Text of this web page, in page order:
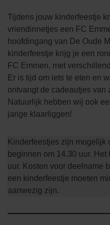
Tijdens jouw kinderfeestje
vriendinnetjes een FC
hoofdingang van De Oude
kinderfeestje krijg je een
FC Emmen, met
Er is tijd om iets te eten en
ontvangt de cadeautjes van
Natuurlijk hebben wij ook
jarige klaarliggen!
Kinderfeestjes zijn mogelijk
beginnen om 14.30 uur.
uur. Kosten voor deelname
een kinderfeestje moeten
aanwezig zijn.